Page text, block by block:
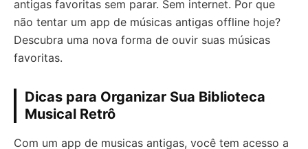
antigas favoritas sem parar. Sem internet. Por que
não tentar um app de músicas antigas offline hoje?
Descubra uma nova forma de ouvir suas músicas
favoritas.
Dicas para Organizar Sua Biblioteca
Musical Retrô
Com um app de musicas antigas, você tem acesso a